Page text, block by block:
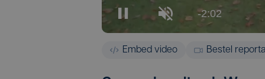
Embed video Bestel